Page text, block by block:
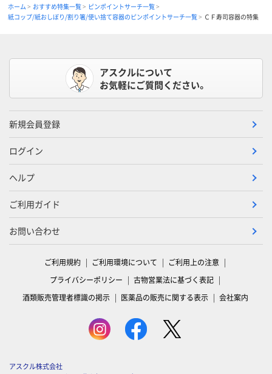
ホーム おすすめ特集一覧
ピンポイントサーチ一覧
紙コップ/紙おしぼり/割り箸/使い捨て容器のピンポイントサーチ一覧
ＣＦ寿司容器の特集
アスクルについて
お気軽にご質問ください。
新規会員登録
ログイン
ヘルプ
ご利用ガイド
お問い合わせ
ご利用規約 ご利用環境について
ご利用上の注意
プライバシーポリシー
古物営業法に基づく表記
酒類販売管理者標識の掲示
医薬品の販売に関する表示 会社案内
アスクル株式会社